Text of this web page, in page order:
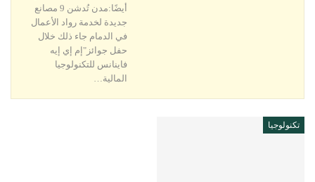
أيضًا:مدن تُدشن 9 مصانع
جديدة لخدمة رواد الأعمال
في الدمام جاء ذلك خلال
حفل جوائز"إم إي إيه
فاينانس للتكنولوجيا
المالية…
تكنولوجيا